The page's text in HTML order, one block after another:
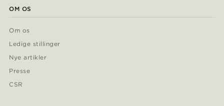
OM OS
Om os
Ledige stillinger
Nye artikler
Presse
CSR